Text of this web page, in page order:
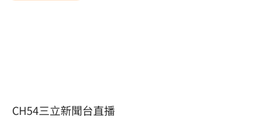
CH54三立新聞台直播